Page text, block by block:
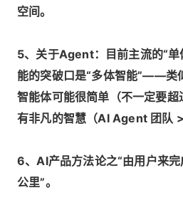
空间。
5、关于Agent：目前主流的“单
能的突破口是“多体智能”——类
智能体可能很简单（不一定要
有非凡的智慧（AI Agent 团队 >
6、AI产品方法论之“由用户来
公里”。